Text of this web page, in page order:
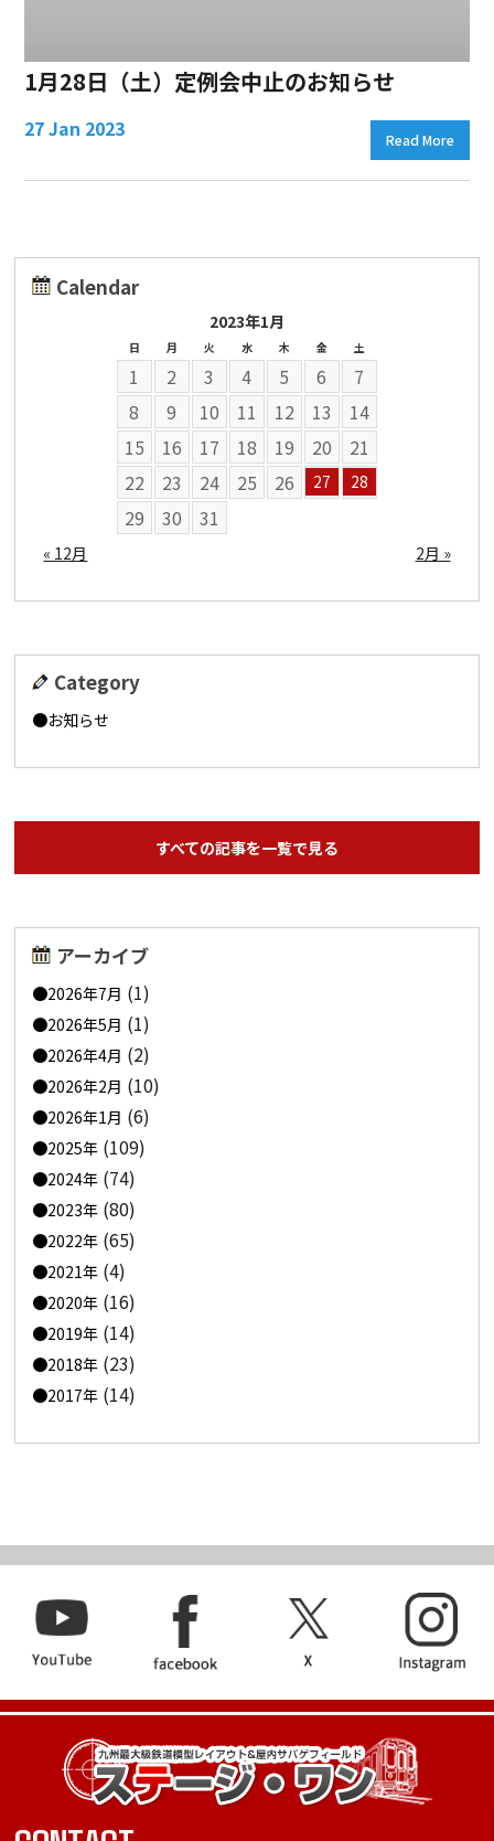
1月28日（土）定例会中止のお知らせ
27 Jan 2023 Read More
Calendar
2023年1月
日 月 火 水 木 金 土
1 2 3 4 5 6
7
8
9 10 11 12 13
14
15
16 17 18 19 20
21
22
23 24 25 26 27 28
29 30 31
« 12月 2月 »
Category
お知らせ
すべての記事を一覧で見る
アーカイブ
2026年7月 (1)
2026年5月 (1)
2026年4月 (2)
2026年2月 (10)
2026年1月 (6)
2025年 (109)
2024年 (74)
2023年 (80)
2022年 (65)
2021年 (4)
2020年 (16)
2019年 (14)
2018年 (23)
2017年 (14)